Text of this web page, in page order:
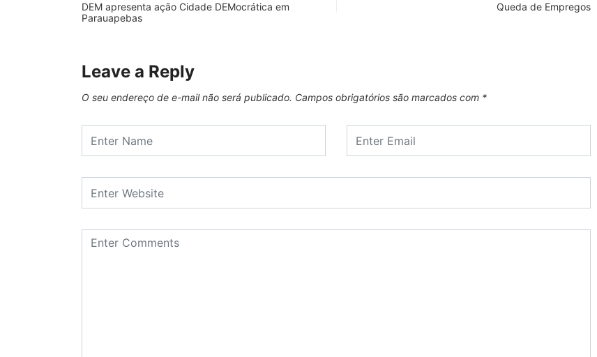
DEM apresenta ação Cidade DEMocrática em
Parauapebas
Queda de Empregos
Leave a Reply
O seu endereço de e-mail não será publicado. Campos obrigatórios são marcados com *